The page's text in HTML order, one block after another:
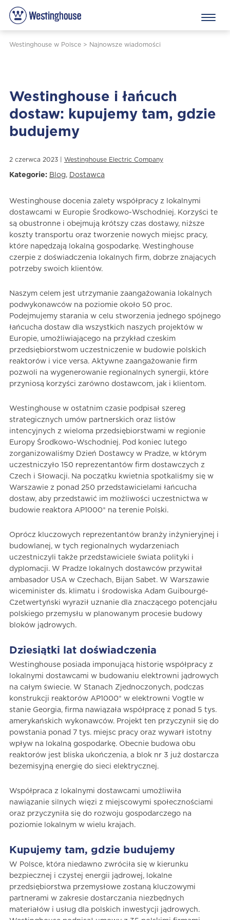
Westinghouse w Polsce> Najnowsze wiadomości
Westinghouse i łańcuch
dostaw: kupujemy tam, gdzie
budujemy
2 czerwca 2023 | Westinghouse Electric Company
Kategorie: Blog, Dostawca
Westinghouse docenia zalety współpracy z lokalnymi
dostawcami w Europie Środkowo-Wschodniej. Korzyści te
są obustronne i obejmują krótszy czas dostawy, niższe
koszty transportu oraz tworzenie nowych miejsc pracy,
które napędzają lokalną gospodarkę. Westinghouse
czerpie z doświadczenia lokalnych firm, dobrze znających
potrzeby swoich klientów.
Naszym celem jest utrzymanie zaangażowania lokalnych
podwykonawców na poziomie około 50 proc.
Podejmujemy starania w celu stworzenia jednego spójnego
łańcucha dostaw dla wszystkich naszych projektów w
Europie, umożliwiającego na przykład czeskim
przedsiębiorstwom uczestniczenie w budowie polskich
reaktorów i vice versa. Aktywne zaangażowanie firm
pozwoli na wygenerowanie regionalnych synergii, które
przyniosą korzyści zarówno dostawcom, jak i klientom.
Westinghouse w ostatnim czasie podpisał szereg
strategicznych umów partnerskich oraz listów
intencyjnych z wieloma przedsiębiorstwami w regionie
Europy Środkowo-Wschodniej. Pod koniec lutego
zorganizowaliśmy Dzień Dostawcy w Pradze, w którym
uczestniczyło 150 reprezentantów firm dostawczych z
Czech i Słowacji. Na początku kwietnia spotkaliśmy się w
Warszawie z ponad 250 przedstawicielami łańcucha
dostaw, aby przedstawić im możliwości uczestnictwa w
budowie reaktora AP1000® na terenie Polski.
Oprócz kluczowych reprezentantów branży inżynieryjnej i
budowlanej, w tych regionalnych wydarzeniach
uczestniczyli także przedstawiciele świata polityki i
dyplomacji. W Pradze lokalnych dostawców przywitał
ambasador USA w Czechach, Bijan Sabet. W Warszawie
wiceminister ds. klimatu i środowiska Adam Guibourgé-
Czetwertyński wyraził uznanie dla znaczącego potencjału
polskiego przemysłu w planowanym procesie budowy
bloków jądrowych.
Dziesiątki lat doświadczenia
Westinghouse posiada imponującą historię współpracy z
lokalnymi dostawcami w budowaniu elektrowni jądrowych
na całym świecie. W Stanach Zjednoczonych, podczas
konstrukcji reaktorów AP1000® w elektrowni Vogtle w
stanie Georgia, firma nawiązała współpracę z ponad 5 tys.
amerykańskich wykonawców. Projekt ten przyczynił się do
powstania ponad 7 tys. miejsc pracy oraz wywarł istotny
wpływ na lokalną gospodarkę. Obecnie budowa obu
reaktorów jest bliska ukończenia, a blok nr 3 już dostarcza
bezemisyjną energię do sieci elektrycznej.
Współpraca z lokalnymi dostawcami umożliwiła
nawiązanie silnych więzi z miejscowymi społecznościami
oraz przyczyniła się do rozwoju gospodarczego na
poziomie lokalnym w wielu krajach.
Kupujemy tam, gdzie budujemy
W Polsce, która niedawno zwróciła się w kierunku
bezpiecznej i czystej energii jądrowej, lokalne
przedsiębiorstwa przemysłowe zostaną kluczowymi
partnerami w zakresie dostarczania niezbędnych
materiałów i usług dla polskich inwestycji jądrowych.